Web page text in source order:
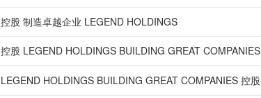
控股 制造卓越企业 LEGEND HOLDINGS
控股 LEGEND HOLDINGS BUILDING GREAT COMPANIES
LEGEND HOLDINGS BUILDING GREAT COMPANIES 控股